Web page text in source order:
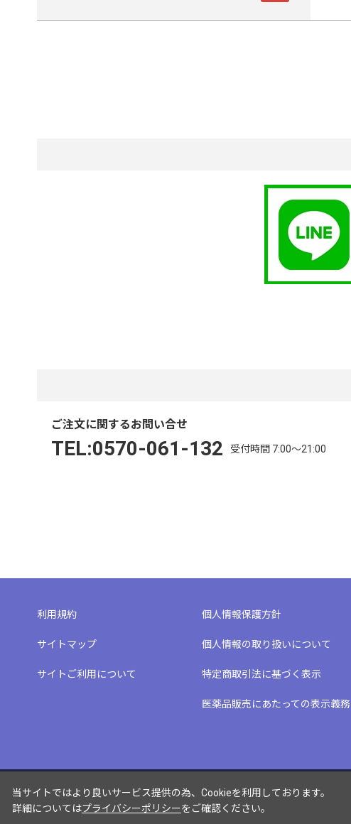
ご注文に関するお問い合せ
TEL:0570-061-132 受付時間 7:00～21:00
利用規約 個人情報保護方針
サイトマップ 個人情報の取り扱いについて
サイトご利用について 特定商取引法に基づく表示
医薬品販売にあたっての表示義
当サイトではより良いサービス提供の為、Cookieを利用しております。
詳細についてはプライバシーポリシーをご確認ください。